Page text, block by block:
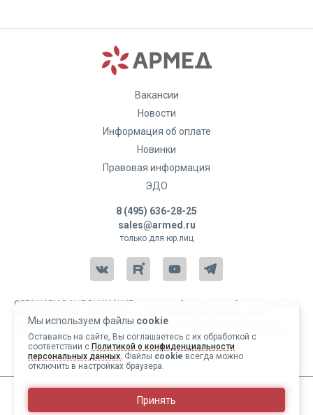
Мы используем файлы cookie
Оставаясь на сайте, Вы соглашаетесь с их обработкой с
соответствии с Политикой о конфиденциальности
персональных данных. Файлы cookie всегда можно
отключить в настройках браузера.
Принять
Вакансии
Новости
Информация об оплате
Новинки
Правовая информация
ЭДО
8 (495) 636-28-25
sales@armed.ru
только для юр.лиц
ОБРАЩАЕМ ВАШЕ ВНИМАНИЕ, что данный интернет-сайт и материалы,
характер и ни при каких условиях не являются публичной офертой,
определяемой положениями статьи 437 Гражданского кодекса РФ.
Copyright 2004-2026 © Армед
ИМЕЮТСЯ ПРОТИВОПОКАЗАНИЯ, ПЕРЕД ИСПОЛЬЗОВАНИЕМ
НЕОБХОДИМО ОЗНАКОМИТЬСЯ С ИНСТРУКЦИЕЙ И